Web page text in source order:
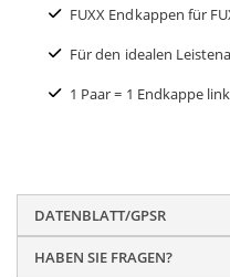
FUXX Endkappen für
Für den idealen
1 Paar = 1 Endkappe
DATENBLATT/GPSR
HABEN SIE FRAGEN?